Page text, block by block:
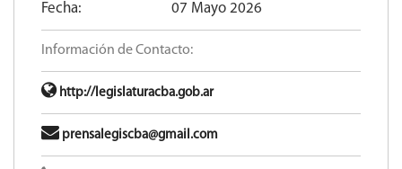
Fecha: 07 Mayo 2026
Información de Contacto:
http://legislaturacba.gob.ar
prensalegiscba@gmail.com